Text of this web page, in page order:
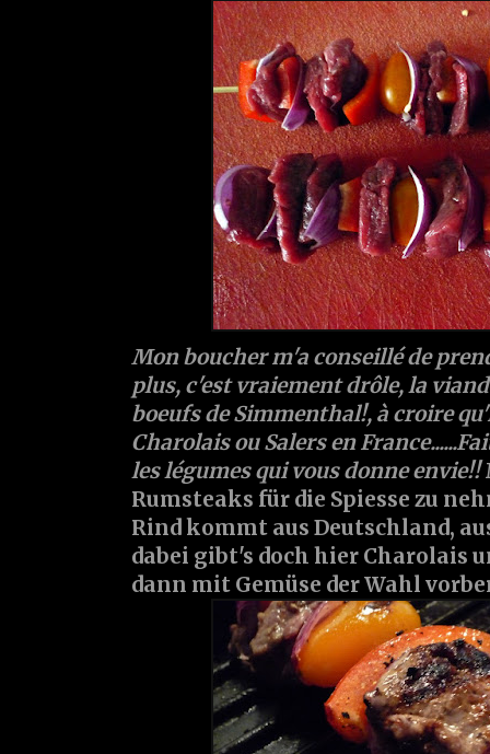
Mon boucher m'a conseillé de
plus, c'est vraiement drôle, la
boeufs de Simmenthal!, à croire
Charolais ou Salers en
les légumes qui vous donne envie!!
Rumsteaks für die Spiesse zu
Rind kommt aus Deutschland,
dabei gibt's doch hier Charolais
dann mit Gemüse der Wahl